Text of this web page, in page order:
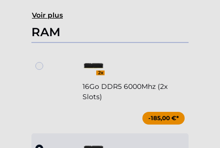
Voir plus
RAM
16Go DDR5 6000Mhz (2x
Slots)
-185,00 €*